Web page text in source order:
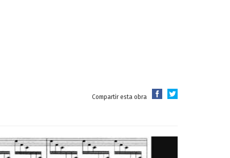
Compartir esta obra